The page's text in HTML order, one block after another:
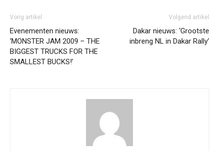
Vorig artikel
Evenementen nieuws:
‘MONSTER JAM 2009 – THE
BIGGEST TRUCKS FOR THE
SMALLEST BUCKS!’
Volgend artikel
Dakar nieuws: ‘Grootste
inbreng NL in Dakar Rally’